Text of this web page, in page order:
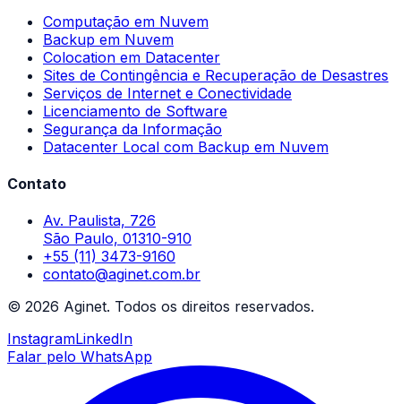
Computação em Nuvem
Backup em Nuvem
Colocation em Datacenter
Sites de Contingência e Recuperação de Desastres
Serviços de Internet e Conectividade
Licenciamento de Software
Segurança da Informação
Datacenter Local com Backup em Nuvem
Contato
Av. Paulista, 726
São Paulo, 01310-910
+55 (11) 3473-9160
contato@aginet.com.br
© 2026 Aginet. Todos os direitos reservados.
InstagramLinkedIn
Falar pelo WhatsApp